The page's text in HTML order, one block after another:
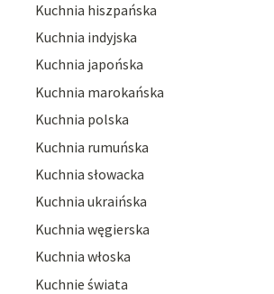
Kuchnia hiszpańska
Kuchnia indyjska
Kuchnia japońska
Kuchnia marokańska
Kuchnia polska
Kuchnia rumuńska
Kuchnia słowacka
Kuchnia ukraińska
Kuchnia węgierska
Kuchnia włoska
Kuchnie świata